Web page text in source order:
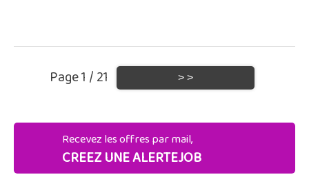
Page 1 / 21
Recevez les offres par mail,
CREEZ UNE ALERTEJOB